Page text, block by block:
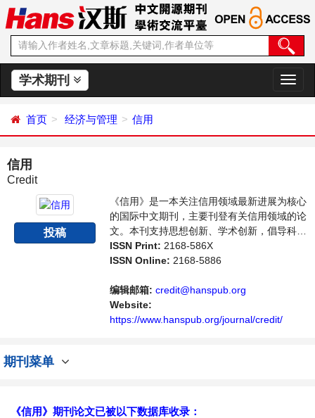
学术期刊
切
换
首页 经济与管理 信用
信用
Credit
投稿
《信用》是一本关注信用领域最新进展为核心
的国际中文期刊，主要刊登有关信用领域的论
文。本刊支持思想创新、学术创新，倡导科
学，繁荣学术，集学术性、思想性为一体，旨
在为了给世界范围内的科学家、学者、科研人
方向问题与发展的交流平台。
ISSN Print: 2168-586X
ISSN Online: 2168-5886
编辑邮箱: credit@hanspub.org
Website:
https://www.hanspub.org/journal/credit/
期刊菜单
《信用》期刊论文已被以下数据库收录：